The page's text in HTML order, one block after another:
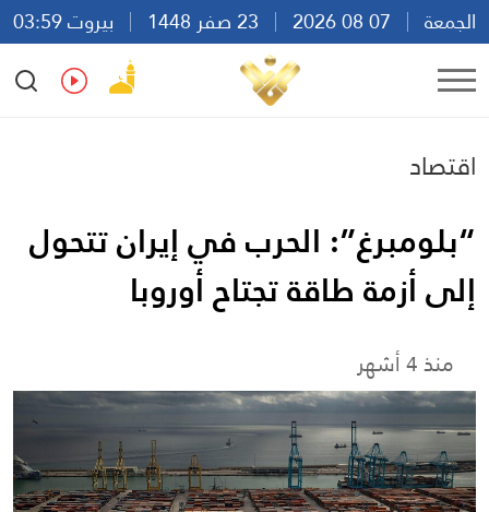
الجمعة
بيروت 03:59
Ar
En Fr Es
اقتصاد
“بلومبرغ”: الحرب في إيران تتحول
إلى أزمة طاقة تجتاح أوروبا
منذ 4 أشهر